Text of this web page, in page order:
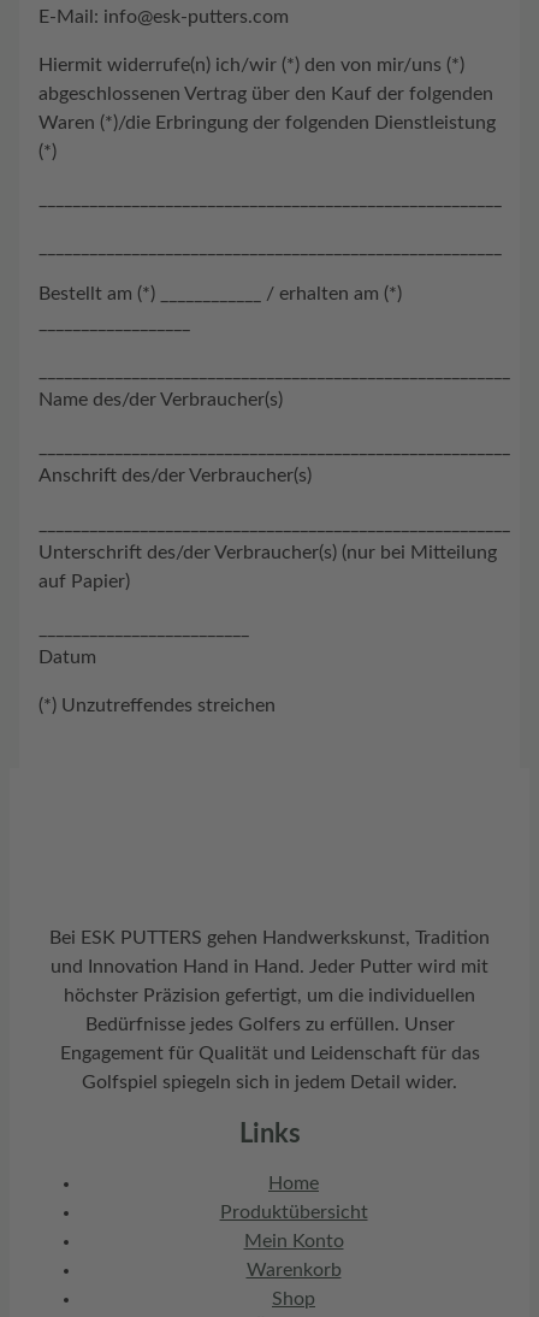
E-Mail: info@esk-putters.com
Hiermit widerrufe(n) ich/wir (*) den von mir/uns (*)
abgeschlossenen Vertrag über den Kauf der folgenden
Waren (*)/die Erbringung der folgenden Dienstleistung
(*)
Bestellt am (*) ____________ / erhalten am (*)
Name des/der Verbraucher(s)
Anschrift des/der Verbraucher(s)
Unterschrift des/der Verbraucher(s) (nur bei Mitteilung
auf Papier)
Datum
(*) Unzutreffendes streichen
Bei ESK PUTTERS gehen Handwerkskunst, Tradition
und Innovation Hand in Hand. Jeder Putter wird mit
höchster Präzision gefertigt, um die individuellen
Bedürfnisse jedes Golfers zu erfüllen. Unser
Engagement für Qualität und Leidenschaft für das
Golfspiel spiegeln sich in jedem Detail wider.
Links
Home
Produktübersicht
Mein Konto
Warenkorb
Shop